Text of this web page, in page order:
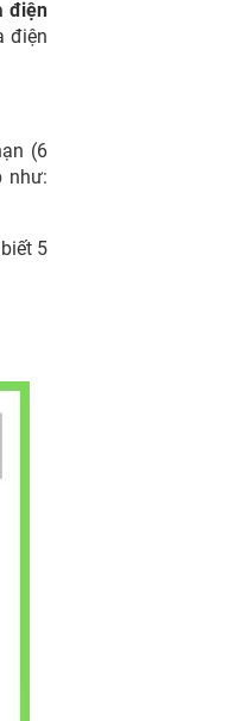
điện
điện
(6
như:
5